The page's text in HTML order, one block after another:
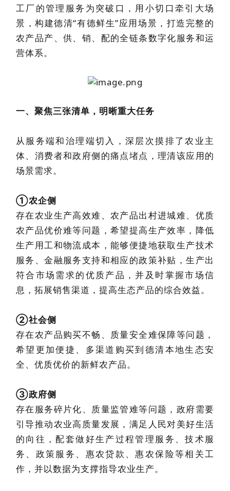
工厂的管理服务为突破口，用小切口牵引大场
景，构建德清“有德鲜生”应用场景，打造完整的
农产品产、供、销、配的全链条数字化服务和运
营体系。
一、聚焦三张清单，明晰重大任务
从服务端和治理端切入，深层次摸排了农业主
体、消费者和政府侧的痛点堵点，理清该应用的
场景需求。
①农企侧
存在农业生产高效难、农产品出村进城难、优质
农产品优价难等问题，希望提高生产效率，降低
生产用工和物流成本，能够便捷地获取生产技术
服务、金融服务支持和相应的政策补贴，生产出
符合市场需求的优质产品，并及时掌握市场信
息，拓展销售渠道，提高生态产品的综合效益。
②社会侧
存在农产品购买不畅、质量安全难保障等问题，
希望更加便捷、多渠道购买到德清本地生态安
全、优质优价的新鲜农产品。
③政府侧
存在服务碎片化、质量监管难等问题，政府需要
引导推动农业高质量发展，满足人民对美好生活
的向往，配套做好生产过程管理服务、技术服
务、政策服务、惠农贷款、惠农保险等相关工
作，并以数据为支撑指导农业生产。